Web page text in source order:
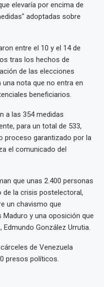
elevaría por encima de
adoptadas sobre
entre el 10 y el 14 de
tras los hechos de
de las elecciones
nota que no entra en
beneficiarios.
a las 354 medidas
para un total de 533,
proceso garantizado por la
el comunicado del
que unas 2.400 personas
la crisis postelectoral,
un chavismo que
Maduro y una oposición que
González Urrutia.
de Venezuela
presos políticos.